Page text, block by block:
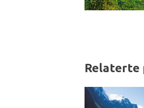
Relaterte